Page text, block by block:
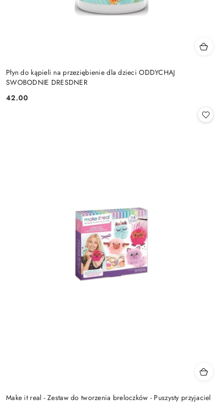
Płyn do kąpieli na przeziębienie dla dzieci ODDYCHAJ
SWOBODNIE DRESDNER
Cena:
42.00
Make it real - Zestaw do tworzenia breloczków - Puszysty przyjaciel